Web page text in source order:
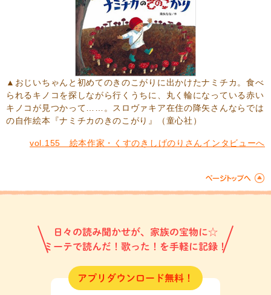
▲おじいちゃんと初めてのきのこがりに出かけたナミチカ。食べ
られるキノコを探しながら行くうちに、丸く輪になっている赤い
キノコが見つかって……。スロヴァキア在住の降矢さんならでは
の自作絵本 『ナミチカのきのこがり』 （童心社）
vol.155 絵本作家・くすのきしげのりさんインタビューへ
日々の読み聞かせが、家族の宝物に☆
ミーテで読んだ！歌った！を手軽に記録！
アプリダウンロード無料！